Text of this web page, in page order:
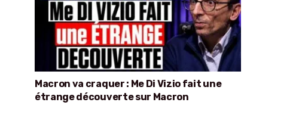
Macron va craquer : Me Di Vizio fait une
étrange découverte sur Macron